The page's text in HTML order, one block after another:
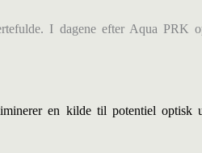
I dagene efter Aqua PRK
en kilde til potentiel